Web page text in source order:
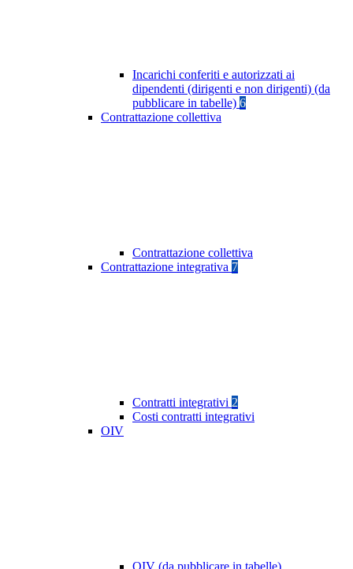
Incarichi conferiti e autorizzati ai
dipendenti (dirigenti e non dirigenti) (da
pubblicare in tabelle) 6
Contrattazione collettiva
Contrattazione collettiva
Contrattazione integrativa 7
Contratti integrativi 2
Costi contratti integrativi
OIV